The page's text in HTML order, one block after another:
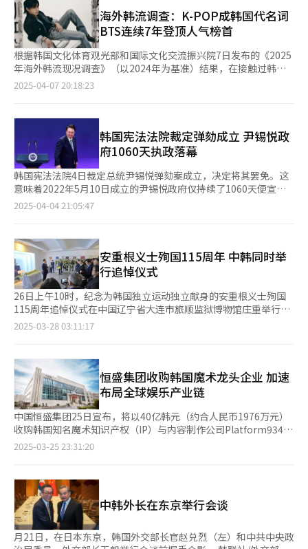
越英国、法国、日本等传统军事强国的讨论不绝于耳。那么，韩国
是否真的具备全球第五大军事强国的实力呢？ 从经济实力、人口
规模、武器装备以及国防产业等综合国力指标来看，韩国的军事实
力确实位居全球前十。若仅考虑常规战斗力而不涉及核武器，韩国
的军事实力甚至可跻身全球前五。然而，若将核武器纳入考量范
围，朝鲜在军事实力上较韩国更具有威胁性。 由于韩国地处东
亚，周边环绕着美国、俄罗斯、中国、日本等军事超级大国，这些
内被视为军事强国，但在东亚地区，韩国的军事地位相对难以界
定。目前，韩国的常规战斗力在全球范围内处于领先地位。此外，
韩国经济实力位居全球第十，并在全球国防产业中占据一席之地，
拥有强大的炮兵火力、机械化部队、超音速隐形战斗机以及宙斯盾
驱逐舰等先进装备。 然而，回溯至100多年前，韩国的军事力量还
微不足道。1882年壬午兵变时期，韩国甚至缺乏基本的武器装备
和军服，士兵们只能穿着日军和美军遗留的旧军服作战。1950年
朝鲜战争爆发初期，韩国军队陷入苦战，后在美国的支持下，战斗
10个预备师团，并引进了M47中型坦克等新型武器，为现代军事体
系的建立奠定了基础。1964年至1972年间，韩国派遣了32万名军
人参与越南战争，不仅提升了韩军的实战经验，也为武器现代化提
供了契机。 自20世纪70年代起，韩国通过大力发展国防产业，逐
步增强了自主国防能力。1970年8月，韩国成立了国防科学研究所
（ADD），并于1971年首次实现了M16步枪的国产化许可生产。
70年代中期，韩国开始授权生产美国研发的武器和弹药，并于
1979年成功自主研发并投入使用虎头雕级巡逻艇。90年代，韩国
35A隐形战斗机等领域的自主研发和大规模引进方面取得了显著进
展。 韩国之所以能够迅速崛起为军事强国，得益于丰富的实战经
验、强大的战斗力和战略思维。为了确保国家安全，韩国持续投入
研发和创新尖端武器，不断提升军事力量。在20世纪60年代末至
90年代被称为“亚洲四小龙”之一的韩国，经济实现了爆发式增
长，同时通过持续增加国防投资，确保了先进武器系统的引进和自
主研发。此外，韩国通过加强韩美同盟及与美国的军事合作，并学
要参考依据。GFP通过对武装规模、技术装备、资金支持、现代技
术水平、军事预算等60项综合指标进行全面评估，对各国的军事实
力进行排名。全球火力指数的数值越接近0，表明该国的军事力量
越强。但GFP的评估范围并不包括核武器等非对称战斗力。 从GFP
的排名来看，韩国的军事实力在过去十年中呈稳步上升趋势。
海外韩流调查：K-POP成韩国代名词
BTS连续7年登顶人气榜首
根据韩国文化体育观光部和国际文化交流振兴院7日发布的《2025
年海外韩流现况调查》（以2024年为基准）结果，在接触过韩流
内容的海外受访者中，17.8%表示提到韩国时最先联想到的是K-
5.1%的占比，自2012年以来首次跌出前五名。 在韩流明星中，演
员李敏镐以7%的支持率连续12年蝉联最受欢迎榜首。K-POP歌手
方面，防弹少年团（BTS）以24.6%的支持率连续7年稳居第一，
BLACKPINK以12.3%紧随其后，连续6年位列第二。BTS成员柾国
（1.8%）与BLACKPINK成员Lisa（1.7%）也以个人身份表现突
出，跻身前列。 BTS成员柾国【图片来源 BigHit Music】 在电视
剧领域，奈飞（Netflix）原创剧《鱿鱼游戏》以9.7%的支持率连
续四年蝉联榜首，其后为《泪之女王》（6.5%）和《爱的迫降》
《妈妈朋友的儿子》和《请和我的老公结婚》等新剧也受到关注。
电影方面，奉俊昊执导的《寄生虫》以8.3%的支持率连续五年蝉
联最受欢迎韩国电影，《釜山行》（6.5%）位列第二。2024年上
映的《破墓》（4.1%）在亚太地区反响强烈，排名第三。 韩流内
容整体好感度达70.3%，同比提升1.5个百分点。首次纳入调查
的“韩语”领域好感度高达75.4%，超过整体平均水平。在菲律宾
（88.9%）、印度尼西亚（86.5%）和泰国（82.7%）等东南亚国
家，整体好感度表现尤为突出。 受访者每月平均观看韩国文化内
时）、综艺节目（17小时）、游戏（15.4小时）和网漫（14.5小
时）最受欢迎。菲律宾（24小时）、泰国（20.1小时）和阿联酋
（19.2小时）等国家的观看时长位居前列。 在消费层面，58.9%的
韩流体验者表示未来有意购买韩国产品或服务，同比提升8.2个百
分点。尤其在沙特阿拉伯（80.7%）、埃及（79.4%）、印度
（78.8%）和阿联酋（77.3%）等中东及亚洲国家，消费意愿尤为
强烈。最受欢迎的品类包括食品（66.2%）、韩国旅游
（64.1%）、餐厅用餐（64%）和化妆品（57.1%）。 另有63.8%
（79.5%）的影响程度尤为显著。 然而，随着韩流影响力的扩大，
相关负面认知也有所上升。认为“韩流存在负面因素”的受访者比
例达37.5%，同比上升4.9个百分点，创下近五年新高。主要原因
包括“过于商业化”（15%）、“朝鲜带来的国际威
胁”（13.2%）以及“需保护本国文化内容”（11.8%）等。 本次
2025-04-07 20:18:23
韩国宪法法院裁定弹劾成立 尹锡悦政
府1060天执政落幕
韩国宪法法院4日裁定总统尹锡悦弹劾案成立，决定将其罢免。这
意味着2022年5月10日成立的尹锡悦政府仅持续了1060天便宣告
结束。 分析人士指出，尹锡悦在近三年的执政期间，始终未能摆
▲执政回顾：改革与争议并存 尹锡悦政府上台后，以“去文在寅
化”为核心，第一项重大举措便是将总统办公地点从青瓦台迁至首
尔龙山。经济政策方面，他强调自由市场经济，推行财政紧缩政
策，试图与前政府的“收入主导增长”模式划清界限。 尹锡悦政
府提出涵盖劳动、国民年金、教育、医疗以及应对低生育率
的“4+1改革”方案。其中，医疗改革影响最为深远。政府决定将
2025学年度医学院招生名额增加2000人，以缓解医疗资源短缺，
但这一决定遭到医生群体强烈反对，导致大批医生辞职，严重影响
未平息。 国民年金改革方面，政府于2024年9月发布国民年金改革
方案，提出未来国民年金缴费标准应根据基金收支状况进行自动调
整。尽管朝野在改革方案上存有分歧，但在尹锡悦遭弹劾期间，执
政党与在野党达成妥协，通过了将保险费率由9%提高至13%、收
入替代率由41.5%上调至43%的修订方案。 教育领域，政府推
出“延长课后托管计划”，以缓解双职工家庭子女的教育问题。劳
动改革方面，政府实施措施减少劳动损失天数，试图改善劳动市场
环境。此外，去年韩国新生儿出生率出现九年来首次回升，被视为
弹劾，使其主导的“4+1改革”进程面临不确定性。 ▲外交政策：
从“战略模糊”到“战略明确” 尹锡悦政府在外交上采取与前任
政府截然不同的路线，强调“战略明确性”，全面加强与美国、日
本的关系。他主张“基于民主价值观的外交”，积极推动韩美日合
作。 在尹锡悦主导下，韩美两国成立“核磋商小组”（NCG）以
应对朝鲜核威胁，韩日恢复“穿梭外交”，并在2023年8月举行
2025-04-04 21:05:47
安重根义士殉国115周年 中韩同时举
行追悼仪式
26日上午10时，纪念为韩国独立运动独立献身的安重根义士殉国
115周年追悼仪式在中国辽宁省大连市旅顺监狱博物馆庄重举行。
本次追悼仪式由韩国国家报勋部次官李熙玩率领的政府代表团出
安重根义士殉国115周年，同时也是韩国光复80周年。韩国政府首
次派遣次官级（副部）代表团出席，以示重视。 此次追悼仪式在
旅顺监狱博物馆举行，该地是安重根义士1910年3月26日殉国的地
方。仪式依次进行国民礼仪、献花、奉读、“最后遗言”诵读、追
悼词、追悼演出等环节。仪式结束后，代表团还参观旅顺监狱博物
馆，并前往旅顺关东法院博物馆，该法院是1910年2月安重根接受
六次审判并最终被判死刑的地方。 安重根义士在1910年3月26日
于旅顺监狱被日军处决，遗骸至今未能找到。韩国政府近年来多次
玩次官在追悼仪式上表示：“安重根义士崇高的爱国忠心至今未曾
被遗忘，这是留给所有人的伟大遗产。政府将尽最大努力，组建并
运营民官合作协议体等，以推进义士遗骸的挖掘工作"。 当天的追
悼仪式上，担任韩中亲善协会宣传大使的韩国Popera组合
Duoaim进行追悼演出。自2015年以来，Duoaim每年都会参加在
旅顺监狱举行的追悼仪式，以音乐缅怀安重根义士，同时通过与当
2025-03-28 03:11:17
恒盛集团收购韩国魔术龙头企业 加速
布局全球娱乐产业链
中国恒盛集团25日宣布，将以40亿韩元（约合人民币1976万元）
收购韩国知名魔术知识产权（IP）与内容制作公司Platform934的
全部股权。此次收购标志着恒盛集团在娱乐产业多元化布局上迈出
Platform934作为韩国魔术产业领军企业，其核心资产包括SBS热
门综艺《The Magic Star》的完整IP版权及衍生业务权。这档魔术
竞技真人秀节目自开播以来，凭借创新的魔术竞技模式和专业级舞
台呈现，持续刷新收视纪录，在韩国魔术市场占据重要地位。此
外，该公司还具备大型魔术巡演全案策划能力，已成功打造多个全
2025-03-25 23:31:20
中韩外长在东京举行会谈
月21日，在日本东京，韩国外交部长官赵兑烈（左）和中共中央政